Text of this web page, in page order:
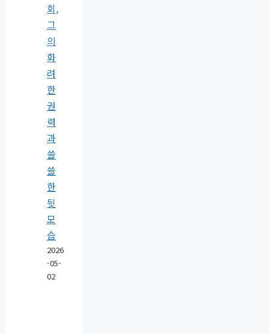
회,
그
의
화
려
한
권
력
과
쓸
쓸
한
뒷
모
습
2026
-05-
02